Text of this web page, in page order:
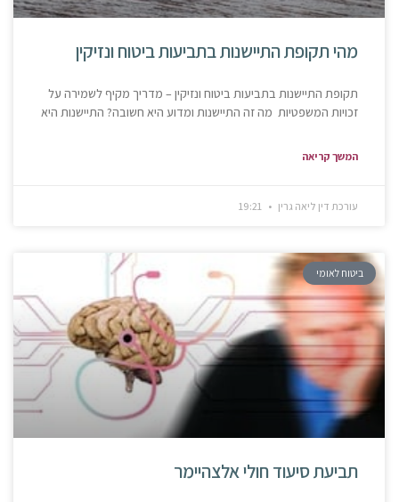
מהי תקופת התיישנות בתביעות ביטוח ונזיקין
תקופת התיישנות בתביעות ביטוח ונזיקין – מדריך מקיף לשמירה על
זכויות המשפטיות מה זה התיישנות ומדוע היא חשובה? התיישנות היא
המשך קריאה
עורכת דין ליאה גרין
ביטוח לאומי
תביעת סיעוד חולי אלצהיימר